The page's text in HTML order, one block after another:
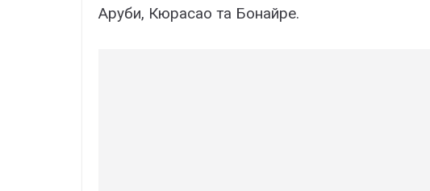
Аруби, Кюрасао та Бонайре.